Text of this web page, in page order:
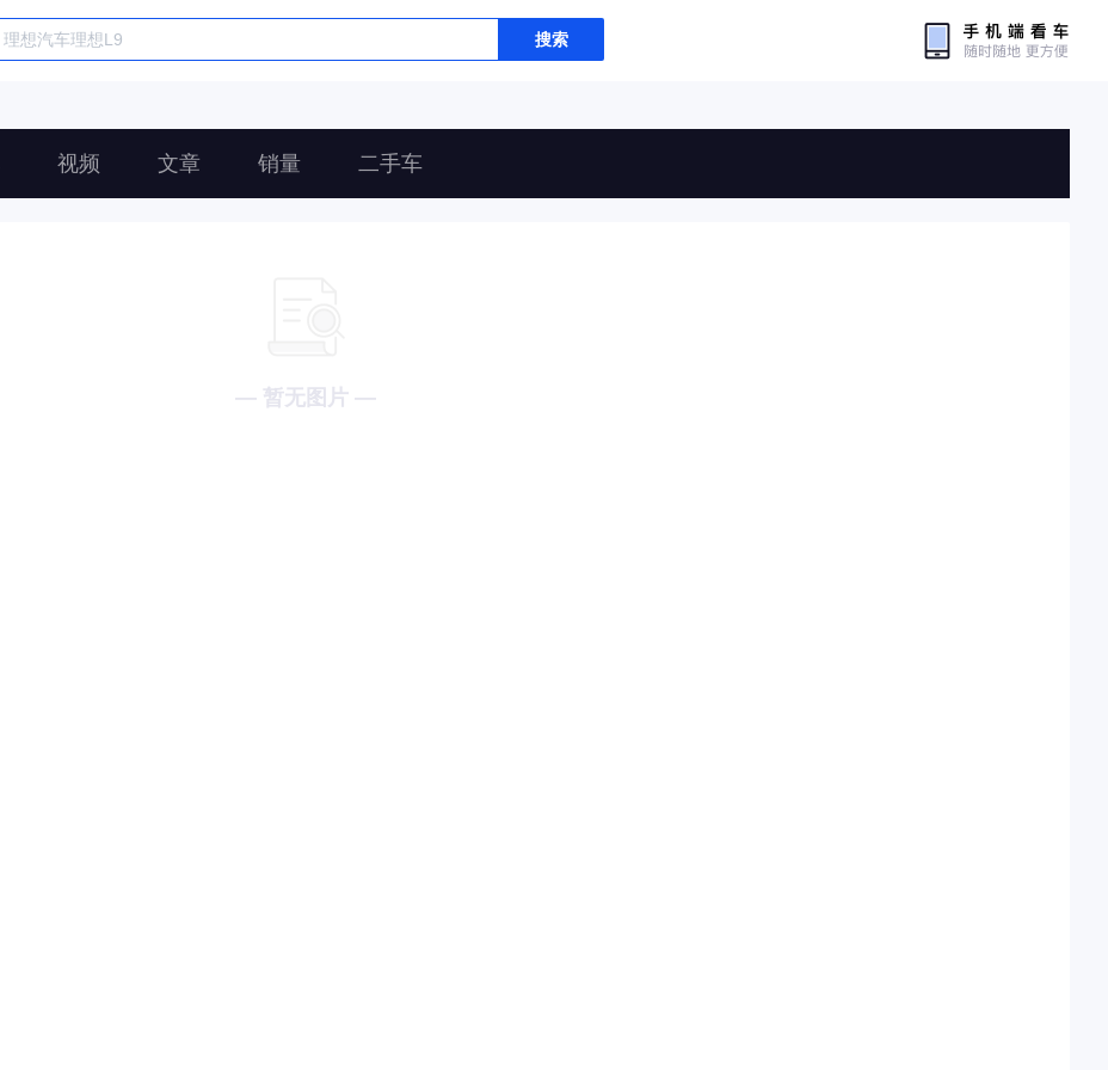
搜索
视频 文章 销量 二手车
— 暂无图片 —